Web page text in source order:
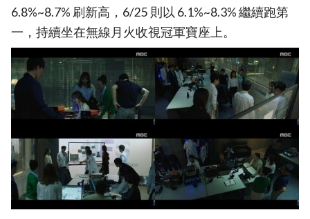
6.8%~8.7% 刷新高，6/25 則以 6.1%~8.3% 繼續跑第
一，持續坐在無線月火收視冠軍寶座上。